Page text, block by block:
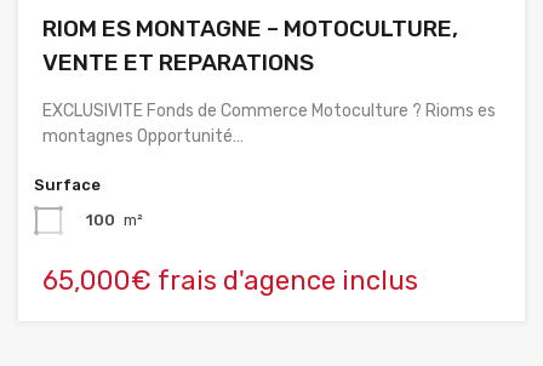
RIOM ES MONTAGNE – MOTOCULTURE,
VENTE ET REPARATIONS
EXCLUSIVITE Fonds de Commerce Motoculture ? Rioms es
montagnes Opportunité…
Surface
100 m²
65,000€ frais d'agence inclus